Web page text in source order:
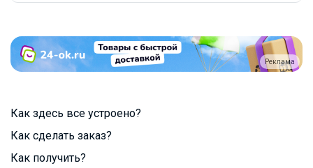
Реклама
Как здесь все устроено?
Как сделать заказ?
Как получить?